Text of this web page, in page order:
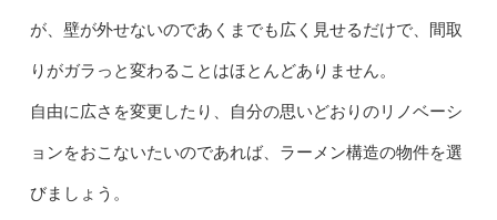
が、壁が外せないのであくまでも広く見せるだけで、間取
りがガラっと変わることはほとんどありません。
自由に広さを変更したり、自分の思いどおりのリノベーシ
ョンをおこないたいのであれば、ラーメン構造の物件を選
びましょう。